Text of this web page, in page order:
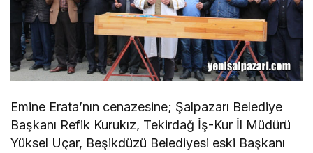
Emine Erata’nın cenazesine; Şalpazarı Belediye
Başkanı Refik Kurukız, Tekirdağ İş-Kur İl Müdürü
Yüksel Uçar, Beşikdüzü Belediyesi eski Başkanı